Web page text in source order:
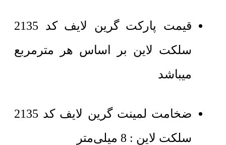
قیمت پارکت گرین لایف کد 2135
سلکت لاین بر اساس هر مترمربع
میباشد
ضخامت لمینت گرین لایف کد 2135
سلکت لاین : 8 میلی‌متر